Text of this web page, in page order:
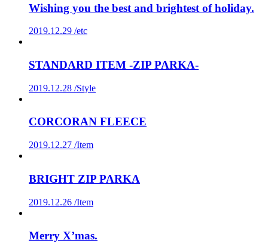
Wishing you the best and brightest of holiday.
2019.12.29 /etc
STANDARD ITEM -ZIP PARKA-
2019.12.28 /Style
CORCORAN FLEECE
2019.12.27 /Item
BRIGHT ZIP PARKA
2019.12.26 /Item
Merry X’mas.